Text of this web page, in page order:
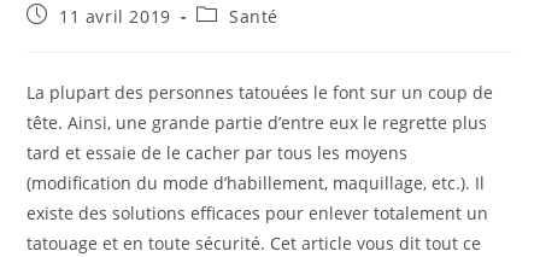
Publication
11 avril 2019
PostSanté
La plupart des personnes tatouées le font sur un coup de
tête. Ainsi, une grande partie d’entre eux le regrette plus
tard et essaie de le cacher par tous les moyens
(modification du mode d’habillement, maquillage, etc.). Il
existe des solutions efficaces pour enlever totalement un
tatouage et en toute sécurité. Cet article vous dit tout ce